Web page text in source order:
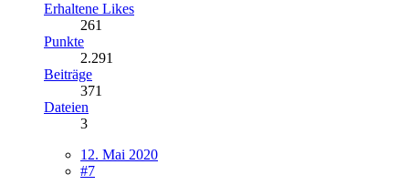
Erhaltene Likes
261
Punkte
2.291
Beiträge
371
Dateien
3
12. Mai 2020
#7